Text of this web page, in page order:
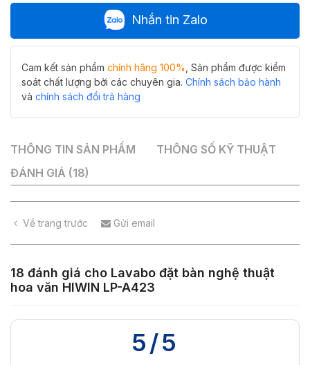
HIWIN
LP-
A423
lượng
Nhắn tin Zalo
Cam kết sản phẩm chính hãng 100% , Sản phẩm được kiểm
soát chất lượng bởi các chuyên gia. Chính sách bảo hành
và chính sách đổi trả hàng
THÔNG TIN SẢN PHẨM
THÔNG SỐ KỸ THUẬT
ĐÁNH GIÁ (18)
Về trang trước Gửi email
18 đánh giá cho Lavabo đặt bàn nghệ thuật
hoa văn HIWIN LP-A423
5/5